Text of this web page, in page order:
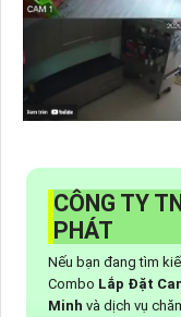
CÔNG TY
PHÁT
Nếu bạn đang tìm
Combo Lắp Đặt
Minh và dịch vụ